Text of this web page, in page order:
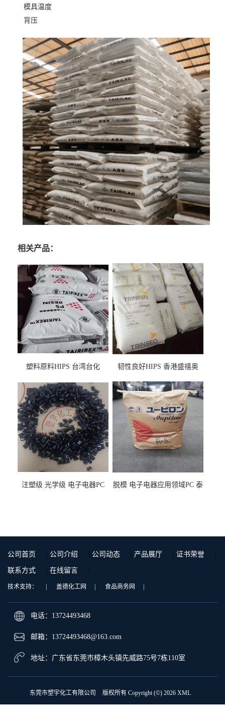
模具温度
背压
相关产品：
塑料原料HIPS 台湾台化
用料
韧性良好HIPS 香港盛禧奥
注塑级 光学级 电子电器PC
脱模 电子电器应用领域PC 泰
公司首页 公司介绍 公司动态 产品展厅 证书荣誉
联系方式 在线留言
技术支持： 盖德化工网 食品商务网
电话：13724493468
邮箱： 13724493468@163.com
地址：广东省东莞市樟木头镇先威路75号7栋110室
东莞市塑宇化工有限公司 版权所有 Copyright (©) 2026 XML